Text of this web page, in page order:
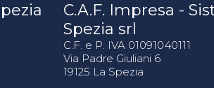
C.A.F. Impresa -
Spezia srl
C.F. e P. IVA 01091040111
Via Padre Giuliani 6
19125 La Spezia